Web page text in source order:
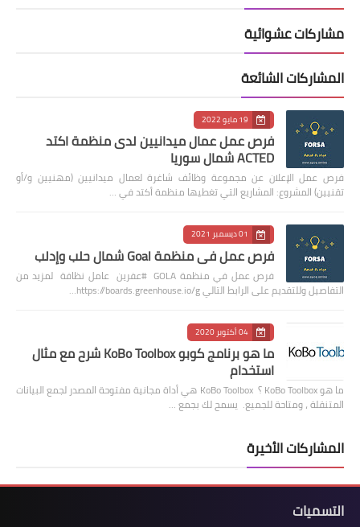
مشاركات عشوائية
المشاركات الشائعة
19 مايو 2022
فرص عمل عمال ميدانيين لدى منظمة اكتد
ACTED شمال سوريا
فرص عمل الإعلان عن مجموعة وظائف شاغرة لعمال ميدانيين (مهنيين و/أو
تقنيين) المشروع: المشاريع التي تغطيها منظمة أكتد في …
01 ديسمبر 2021
فرص عمل في منظمة Goal شمال حلب وإدلب
فرص عمل في منظمة GOLA #عفرين عامل نظافة لمزيد من
التفاصيل وللتقديم على الرابط التالي https://boards.greenhouse.io/g…
04 أكتوبر 2020
ما هو برنامج كوبو KoBo Toolbox شرح مع مثال
استخدام
ما هو KoBo Toolbox ؟ KoBo Toolbox هي أداة مجانية مفتوحة المصدر لجمع البيانات
المتنقلة ، ومتاحة للجميع. يسمح لك بجمع …
المشاركات الأخيرة
التسميات